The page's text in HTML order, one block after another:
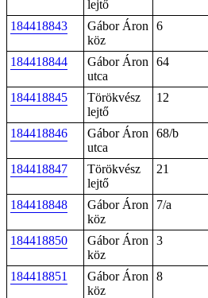
lejtő
184418843
Gábor Áron
köz
6
184418844
Gábor Áron
utca
64
184418845
Törökvész
lejtő
12
184418846
Gábor Áron
utca
68/b
184418847
Törökvész
lejtő
21
184418848
Gábor Áron
köz
7/a
184418850
Gábor Áron
köz
3
184418851
Gábor Áron
köz
8